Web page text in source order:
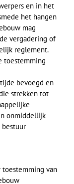
en in het
het hangen
mag
vergadering of
reglement.
toestemming
bevoegd en
strekken tot
onmiddellijk
bestuur
toestemming van